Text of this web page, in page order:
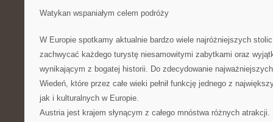
Watykan wspaniałym celem podróży
W Europie spotkamy aktualnie bardzo wiele najróżniejszych
zachwycać każdego turystę niesamowitymi zabytkami oraz
wynikającym z bogatej historii. Do zdecydowanie
Wiedeń, które przez całe wieki pełnił funkcję jednego z
jak i kulturalnych w Europie.
Austria jest krajem słynącym z całego mnóstwa różnych